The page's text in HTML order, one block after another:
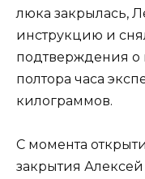
люка закрылась,
инструкцию и
подтверждения о
полтора часа
килограммов.
С момента
закрытия